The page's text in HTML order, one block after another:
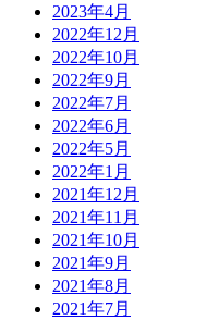
2023年4月
2022年12月
2022年10月
2022年9月
2022年7月
2022年6月
2022年5月
2022年1月
2021年12月
2021年11月
2021年10月
2021年9月
2021年8月
2021年7月